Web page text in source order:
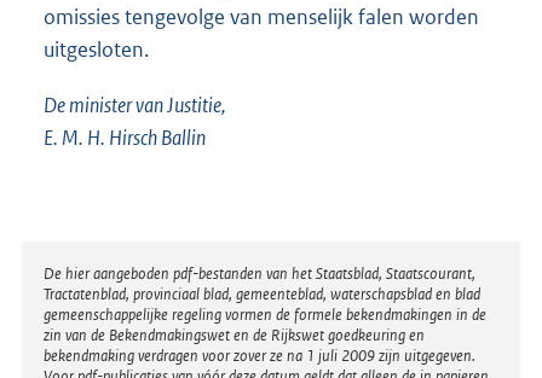
omissies tengevolge van menselijk falen worden
uitgesloten.
De minister van Justitie,
E. M. H. Hirsch Ballin
Disclaimer
De hier aangeboden pdf-bestanden van het Staatsblad, Staatscourant,
Tractatenblad, provinciaal blad, gemeenteblad, waterschapsblad en blad
gemeenschappelijke regeling vormen de formele bekendmakingen in de
zin van de Bekendmakingswet en de Rijkswet goedkeuring en
bekendmaking verdragen voor zover ze na 1 juli 2009 zijn uitgegeven.